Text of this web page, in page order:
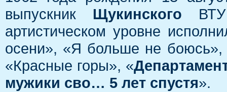
выпускник Щукинского ВТУ
артистическом уровне
осени», «Я больше не боюсь»,
«Красные горы», «
мужики сво… 5 лет спустя».